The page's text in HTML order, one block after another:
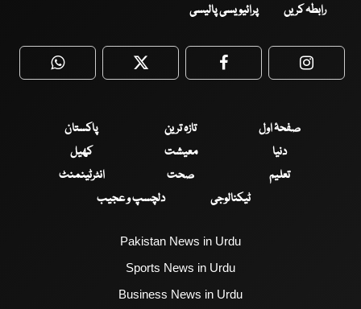
رابطہ کریں پرائیویسی پالیسی
WhatsApp Twitter Facebook
صفحۂ اول تازہ ترین
پاکستان
دنیا
معیشت
کھیل
تعلیم
صحت
انٹرٹینمنٹ
ٹیکنالوجی
دلچسپ و عجیب
Pakistan News in Urdu
Sports News in Urdu
Business News in Urdu